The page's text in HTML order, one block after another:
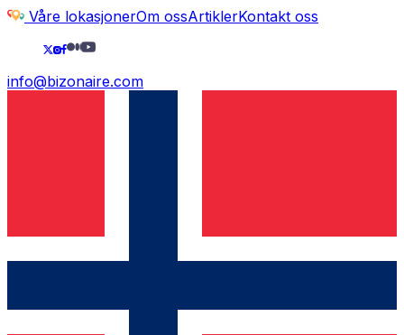
Våre lokasjonerOm ossArtiklerKontakt oss
info@bizonaire.com